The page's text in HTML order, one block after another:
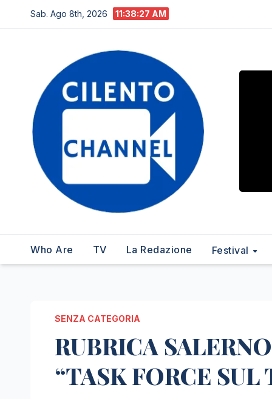
al
Sab. Ago 8th, 2026 11:38:28 AM
Who Are TV La Redazione Festival
SENZA CATEGORIA
RUBRICA
“TASK FORCE SUL